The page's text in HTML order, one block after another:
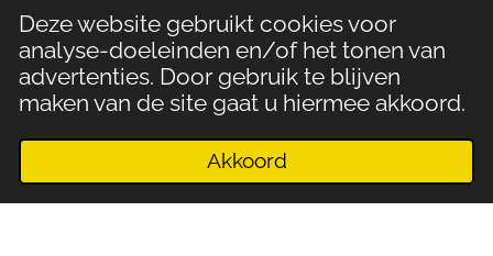
Deze website gebruikt cookies voor
analyse-doeleinden en/of het tonen van
advertenties. Door gebruik te blijven
maken van de site gaat u hiermee akkoord.
Akkoord
Houd mij op de hoogte
In winkelwagen